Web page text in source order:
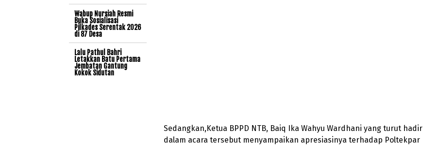
Sedangkan,Ketua BPPD NTB, Baiq Ika Wahyu Wardhani yang turut hadir
dalam acara tersebut menyampaikan apresiasinya terhadap Poltekpar
Wabup Nursiah Resmi
Buka Sosialisasi
Pilkades Serentak 2026
di 87 Desa
Lalu Pathul Bahri
Letakkan Batu Pertama
Jembatan Gantung
Kokok Sidutan